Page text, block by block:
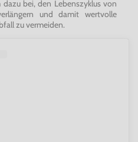
bei, den Lebenszyklus von
und damit wertvolle
zu vermeiden.